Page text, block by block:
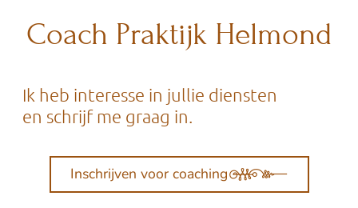
Coach Praktijk Helmond
Ik heb interesse in jullie diensten
en schrijf me graag in.
Inschrijven voor coaching